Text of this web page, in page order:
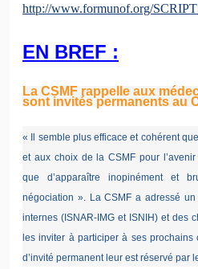
http://www.formunof.org/
EN BREF :
La CSMF rappelle aux
sont invités permanents au
« Il semble plus efficace et cohérent
et aux choix de la CSMF pour
que d’apparaître inopinément et
négociation ». La CSMF a adressé
internes (ISNAR-IMG et ISNIH) et des
les inviter à participer à ses prochains
d’invité permanent leur est réservé par